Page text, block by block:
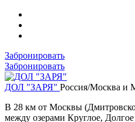
Забронировать
Забронировать
ДОЛ "ЗАРЯ" Россия/Москва и
В 28 км от Москвы
между озерами Круглое,